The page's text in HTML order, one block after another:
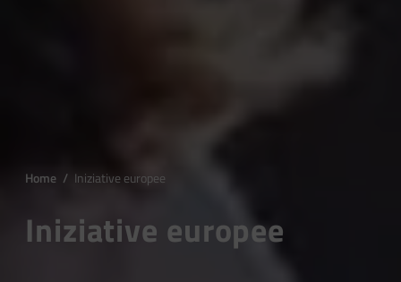
Home / Iniziative europee
Iniziative europee